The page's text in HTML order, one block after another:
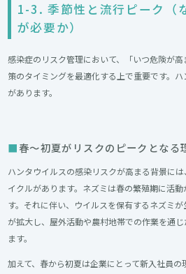
1-3. 季節性と流行ピーク（
が必要か）
感染症のリスク管理において、「いつ危険が
策のタイミングを最適化する上で重要です。
があります。
春〜初夏がリスクのピークとなる
ハンタウイルスの感染リスクが高まる背景に
イクルがあります。ネズミは春の繁殖期に活
す。それに伴い、ウイルスを保有するネズミ
が拡大し、屋外活動や農村地帯での作業を通
ます。
加えて、春から初夏は企業にとって新入社員